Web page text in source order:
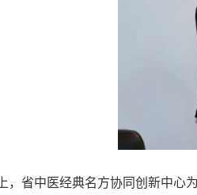
，省中医经典名方协同创新中心